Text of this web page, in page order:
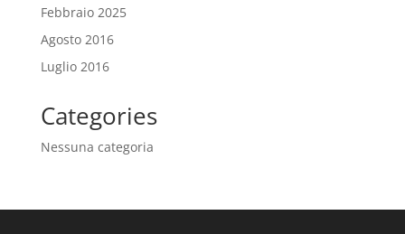
Febbraio 2025
Agosto 2016
Luglio 2016
Categories
Nessuna categoria